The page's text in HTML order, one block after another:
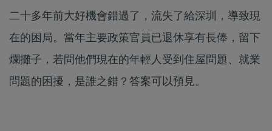
二十多年前大好機會錯過了，流失了給深圳，導致現
在的困局。當年主要政策官員已退休享有長俸，留下
爛攤子，若問他們現在的年輕人受到住屋問題、就業
問題的困擾，是誰之錯？答案可以預見。